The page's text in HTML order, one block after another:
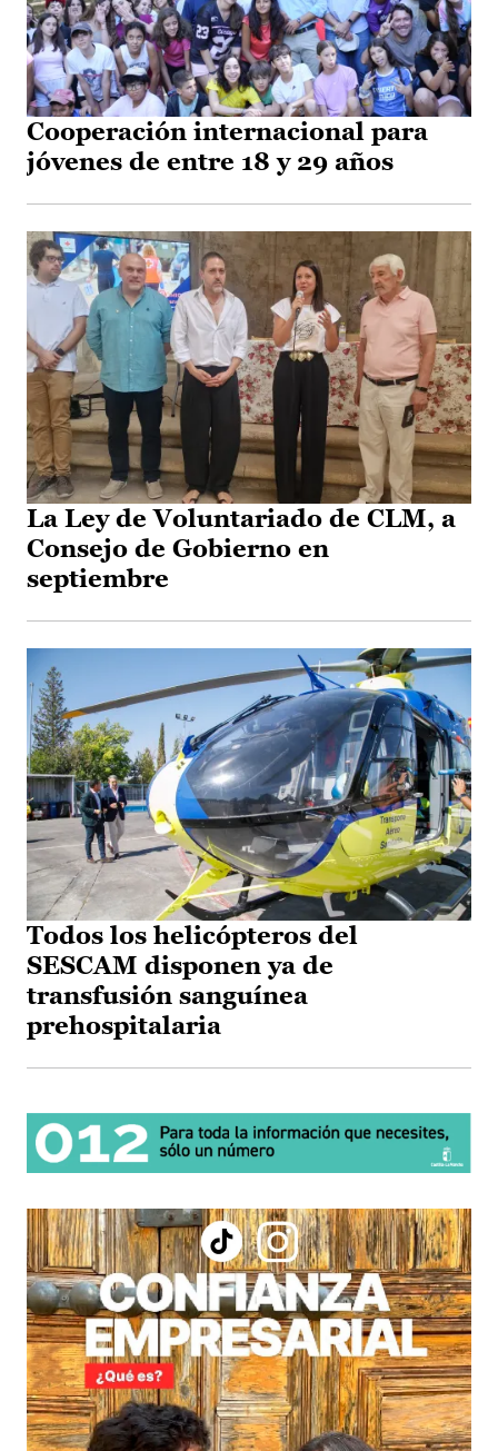
Cooperación internacional para
jóvenes de entre 18 y 29 años
La Ley de Voluntariado de CLM, a
Consejo de Gobierno en
septiembre
Todos los helicópteros del
SESCAM disponen ya de
transfusión sanguínea
prehospitalaria